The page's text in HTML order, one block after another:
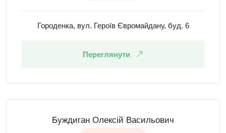
Городенка, вул. Героїв Євромайдану, буд. 6
Переглянути
Буждиган Олексій Васильович